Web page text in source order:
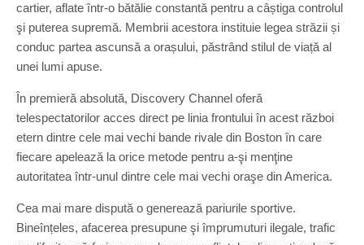
cartier, aflate într-o bătălie constantă pentru a câștiga controlul
şi puterea supremă. Membrii acestora instituie legea străzii și
conduc partea ascunsă a orașului, păstrând stilul de viață al
unei lumi apuse.
În premieră absolută, Discovery Channel oferă
telespectatorilor acces direct pe linia frontului în acest război
etern dintre cele mai vechi bande rivale din Boston în care
fiecare apelează la orice metode pentru a-şi menţine
autoritatea într-unul dintre cele mai vechi oraşe din America.
Cea mai mare dispută o generează pariurile sportive.
Bineînțeles, afacerea presupune şi împrumuturi ilegale, trafic